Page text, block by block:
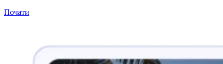
Почати